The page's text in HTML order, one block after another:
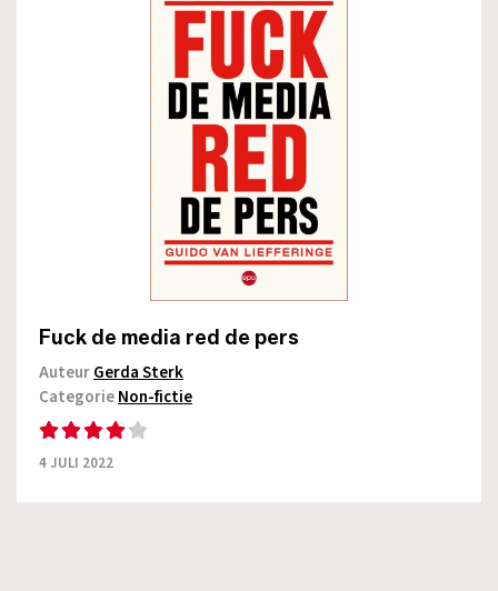
Fuck de media red de pers
AuteurGerda Sterk
CategorieNon-fictie
4 JULI 2022